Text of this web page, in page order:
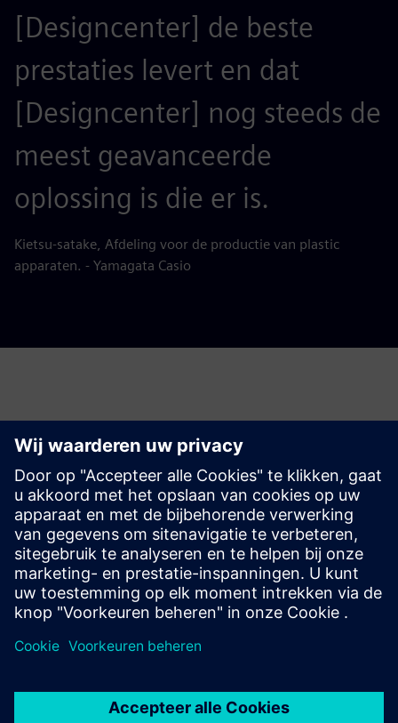
[Designcenter] de beste
prestaties levert en dat
[Designcenter] nog steeds de
meest geavanceerde
oplossing is die er is.
Kietsu-satake, Afdeling voor de productie van plastic
apparaten. - Yamagata Casio
Het is gemakkelijk om met
Designcenter aan de slag te gaan
Kies uit vier flexibele,voorverpakte Designcenter X-
oplossingendie al het hoogwaardige ontwerpvermogen
leveren dat u nodig hebt.
Als u ooit een productvraag hebt, het
Ondersteuningscentrum enDe gemeenschap van het
Designcenter zijn altijd slechts een muisklik verwijderd om
te helpen.
Nu kopen